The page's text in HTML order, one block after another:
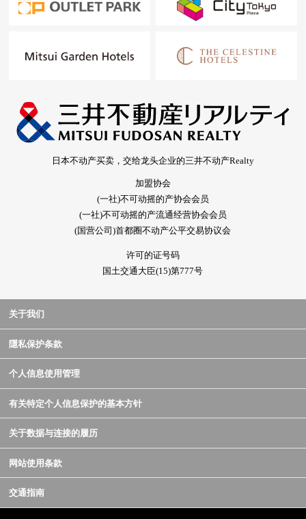
日本不动产买卖，交给龙头企业的三井不动产Realty
加盟协会
(一社)不可动摇的产协会会员
(一社)不可动摇的产流通经营协会会员
(国营公司)首都圈不动产公平交易协议会
许可的证号码
国土交通大臣(15)第777号
关于我们
隱私保护条款
个人信息使用管理
有关特定个人信息保护的基本方针
关于数据与连接的履历
网站使用条款
交通指南